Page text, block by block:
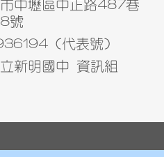
中壢區中正路487巷
號
(代表號)
新明國中 資訊組